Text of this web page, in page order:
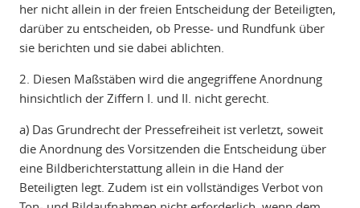
her nicht allein in der freien Entscheidung der Beteiligten,
darüber zu entscheiden, ob Presse- und Rundfunk über
sie berichten und sie dabei ablichten.
2. Diesen Maßstäben wird die angegriffene Anordnung
hinsichtlich der Ziffern I. und II. nicht gerecht.
a) Das Grundrecht der Pressefreiheit ist verletzt, soweit
die Anordnung des Vorsitzenden die Entscheidung über
eine Bildberichterstattung allein in die Hand der
Beteiligten legt. Zudem ist ein vollständiges Verbot von